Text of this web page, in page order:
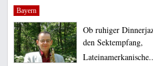
Bayern
Ob ruhiger
den Sektempfang,